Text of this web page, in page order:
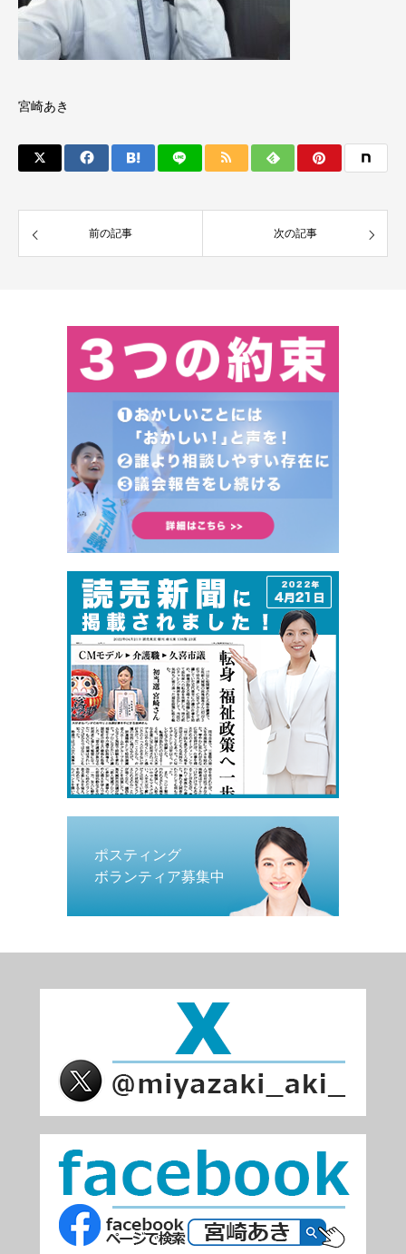
宮崎あき
前の記事 次の記事
ポスティング
ボランティア募集中